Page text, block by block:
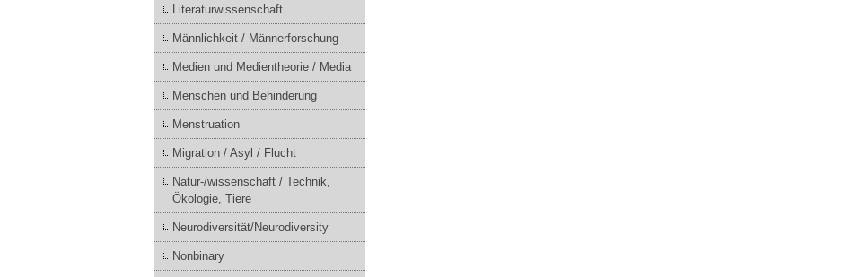
Literaturwissenschaft
Männlichkeit / Männerforschung
Medien und Medientheorie / Media
Menschen und Behinderung
Menstruation
Migration / Asyl / Flucht
Natur-/wissenschaft / Technik,
Ökologie, Tiere
Neurodiversität/Neurodiversity
Nonbinary